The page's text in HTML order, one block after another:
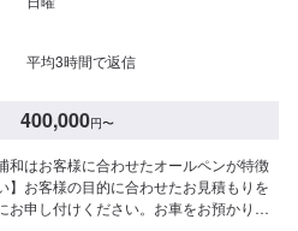
平均3時間で返信
400,000円〜
和はお客様に合わせたオールペンが特徴
】お客様の目的に合わせたお見積もりを
お申し付けください。お車をお預かりし